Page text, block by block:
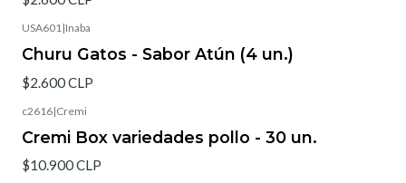
USA601|Inaba
Churu Gatos - Sabor Atún (4 un.)
$2.600 CLP
c2616|Cremi
Cremi Box variedades pollo - 30 un.
$10.900 CLP